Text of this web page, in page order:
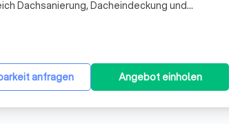
Dachsanierung, Dacheindeckung und
anfragen Angebot einholen